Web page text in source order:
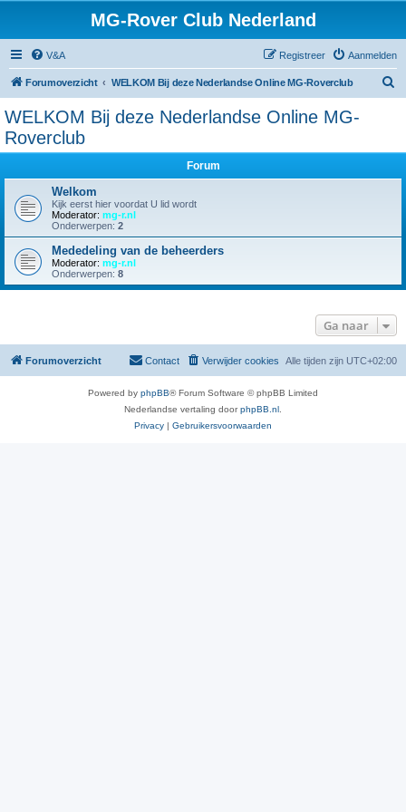
MG-Rover Club Nederland
V&A Aanmelden
Registreer
Forumoverzicht WELKOM Bij deze Nederlandse Online MG-Roverclub
WELKOM Bij deze Nederlandse Online MG-
Roverclub
Forum
Welkom
Kijk eerst hier voordat U lid wordt
Moderator: mg-r.nl
Onderwerpen: 2
Mededeling van de beheerders
Moderator: mg-r.nl
Onderwerpen: 8
Ga naar
Forumoverzicht Alle tijden zijn UTC+02:00
Verwijder cookies
Contact
Powered by phpBB® Forum Software © phpBB Limited
Nederlandse vertaling doorphpBB.nl
Privacy | Gebruikersvoorwaarden